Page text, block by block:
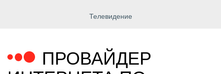
Телевидение
ПРОВАЙДЕР